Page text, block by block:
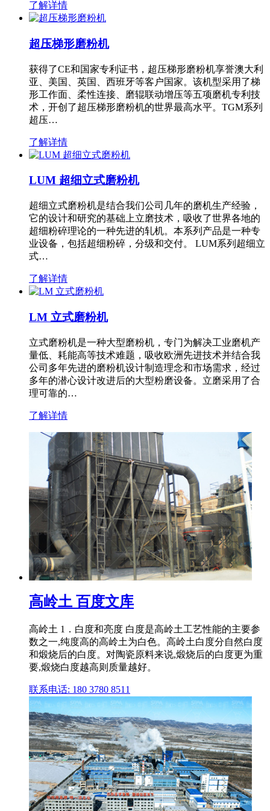
了解详情
超压梯形磨粉机
获得了CE和国家专利证书，超压梯形磨粉机享誉澳大利
亚、美国、英国、西班牙等客户国家。该机型采用了梯
形工作面、柔性连接、磨辊联动增压等五项磨机专利技
术，开创了超压梯形磨粉机的世界最高水平。TGM系列
超压…
了解详情
LUM 超细立式磨粉机
超细立式磨粉机是结合我们公司几年的磨机生产经验，
它的设计和研究的基础上立磨技术，吸收了世界各地的
超细粉碎理论的一种先进的轧机。本系列产品是一种专
业设备，包括超细粉碎，分级和交付。 LUM系列超细立
式…
了解详情
LM 立式磨粉机
立式磨粉机是一种大型磨粉机，专门为解决工业磨机产
量低、耗能高等技术难题，吸收欧洲先进技术并结合我
公司多年先进的磨粉机设计制造理念和市场需求，经过
多年的潜心设计改进后的大型粉磨设备。立磨采用了合
理可靠的…
了解详情
高岭土 百度文库
高岭土 1．白度和亮度 白度是高岭土工艺性能的主要参
数之一,纯度高的高岭土为白色。高岭土白度分自然白度
和煅烧后的白度。对陶瓷原料来说,煅烧后的白度更为重
要,煅烧白度越高则质量越好。
联系电话: 180 3780 8511